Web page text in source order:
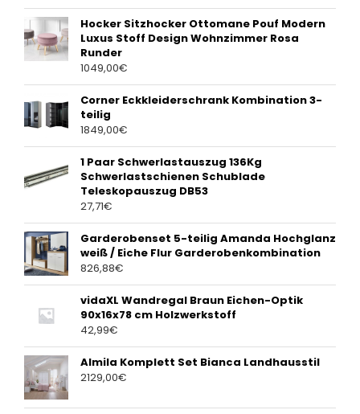
Hocker Sitzhocker Ottomane Pouf Modern
Luxus Stoff Design Wohnzimmer Rosa
Runder
1049,00€
Corner Eckkleiderschrank Kombination 3-
teilig
1849,00€
1 Paar Schwerlastauszug 136Kg
Schwerlastschienen Schublade
Teleskopauszug DB53
27,71€
Garderobenset 5-teilig Amanda Hochglanz
weiß / Eiche Flur Garderobenkombination
826,88€
vidaXL Wandregal Braun Eichen-Optik
90x16x78 cm Holzwerkstoff
42,99€
Almila Komplett Set Bianca Landhausstil
2129,00€